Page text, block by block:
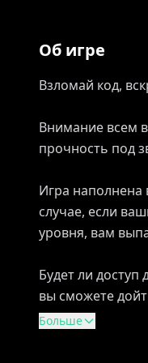
Об игре
Взломай код,
Внимание всем
прочность под
Игра
случае, если
уровня, вам
Будет ли
вы сможете
Больше